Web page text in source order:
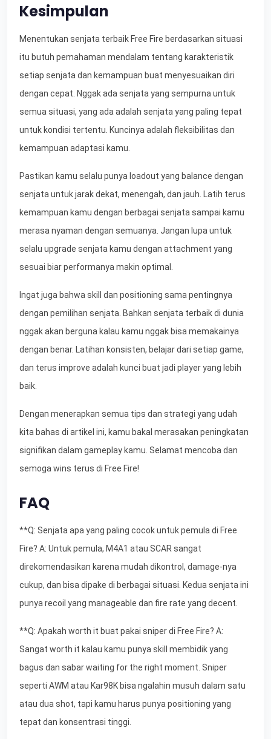
Kesimpulan
Menentukan senjata terbaik Free Fire berdasarkan situasi
itu butuh pemahaman mendalam tentang karakteristik
setiap senjata dan kemampuan buat menyesuaikan diri
dengan cepat. Nggak ada senjata yang sempurna untuk
semua situasi, yang ada adalah senjata yang paling tepat
untuk kondisi tertentu. Kuncinya adalah fleksibilitas dan
kemampuan adaptasi kamu.
Pastikan kamu selalu punya loadout yang balance dengan
senjata untuk jarak dekat, menengah, dan jauh. Latih terus
kemampuan kamu dengan berbagai senjata sampai kamu
merasa nyaman dengan semuanya. Jangan lupa untuk
selalu upgrade senjata kamu dengan attachment yang
sesuai biar performanya makin optimal.
Ingat juga bahwa skill dan positioning sama pentingnya
dengan pemilihan senjata. Bahkan senjata terbaik di dunia
nggak akan berguna kalau kamu nggak bisa memakainya
dengan benar. Latihan konsisten, belajar dari setiap game,
dan terus improve adalah kunci buat jadi player yang lebih
baik.
Dengan menerapkan semua tips dan strategi yang udah
kita bahas di artikel ini, kamu bakal merasakan peningkatan
signifikan dalam gameplay kamu. Selamat mencoba dan
semoga wins terus di Free Fire!
FAQ
**Q: Senjata apa yang paling cocok untuk pemula di Free
Fire? A: Untuk pemula, M4A1 atau SCAR sangat
direkomendasikan karena mudah dikontrol, damage-nya
cukup, dan bisa dipake di berbagai situasi. Kedua senjata ini
punya recoil yang manageable dan fire rate yang decent.
**Q: Apakah worth it buat pakai sniper di Free Fire? A:
Sangat worth it kalau kamu punya skill membidik yang
bagus dan sabar waiting for the right moment. Sniper
seperti AWM atau Kar98K bisa ngalahin musuh dalam satu
atau dua shot, tapi kamu harus punya positioning yang
tepat dan konsentrasi tinggi.